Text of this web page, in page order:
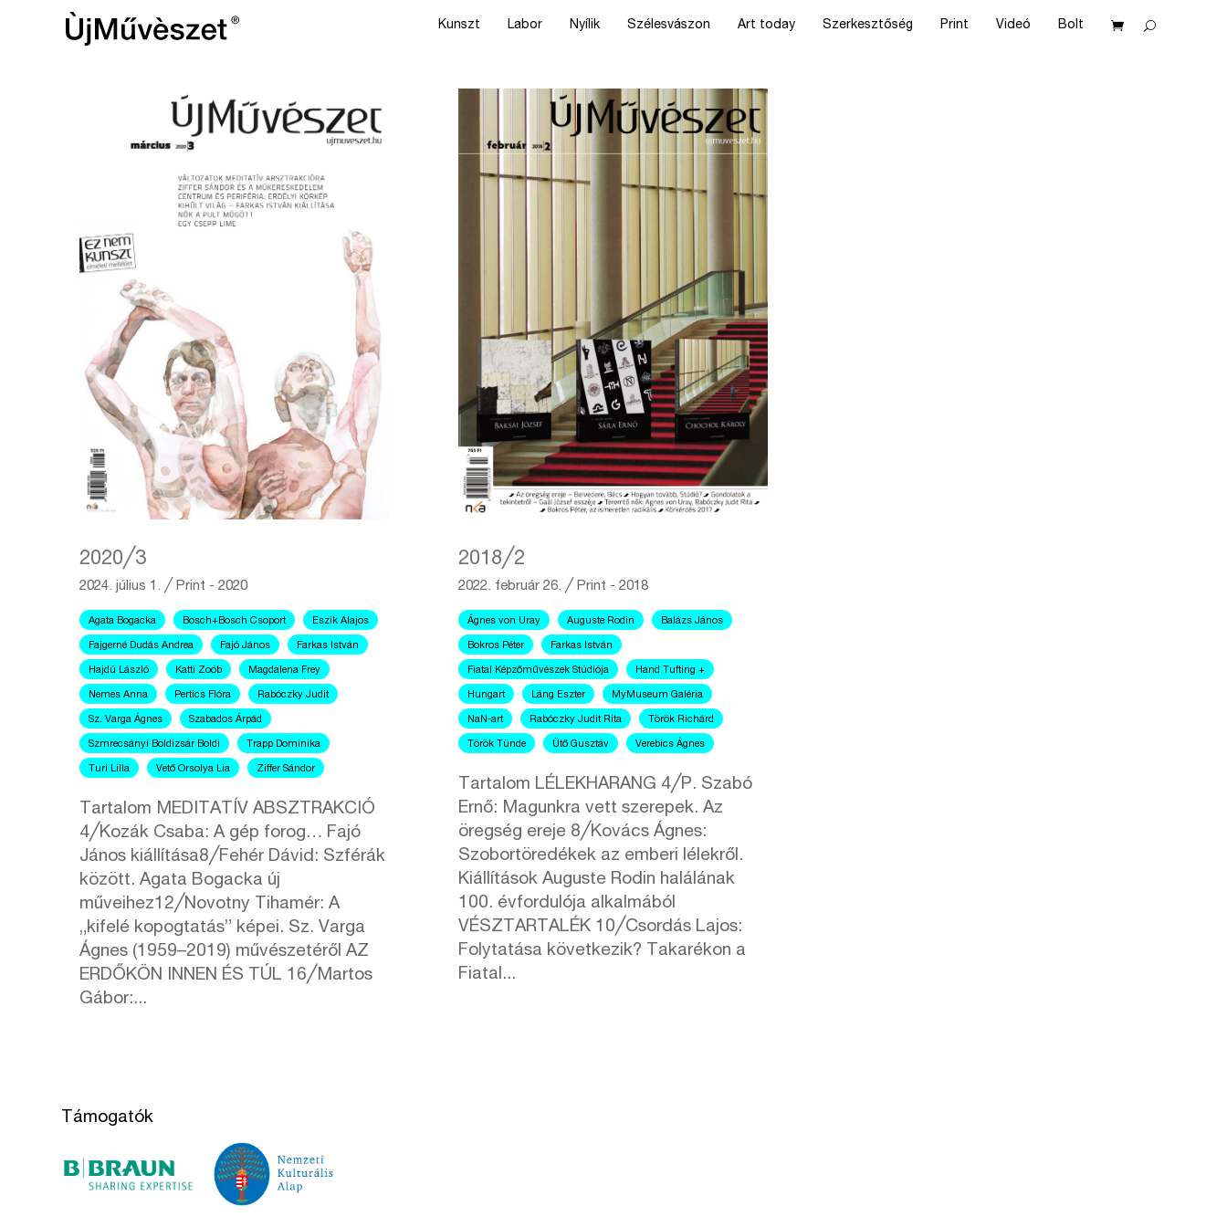
Kunszt Labor Nyílik Szélesvászon Art today Szerkesztőség Print Videó Bolt
2020╱3
2024. július 1. ╱ Print - 2020
Agata Bogacka Bosch+Bosch Csoport Eszik Alajos
Fajgerné Dudás Andrea Fajó János Farkas István
Hajdú László Katti Zoób Magdalena Frey
Nemes Anna Pertics Flóra Rabóczky Judit
Sz. Varga Ágnes Szabados Árpád
Szmrecsányi Boldizsár Boldi Trapp Dominika
Turi Lilla Vető Orsolya Lia Ziffer Sándor
Tartalom MEDITATÍV ABSZTRAKCIÓ
4╱Kozák Csaba: A gép forog… Fajó
János kiállítása8╱Fehér Dávid: Szférák
között. Agata Bogacka új
műveihez12╱Novotny Tihamér: A
„kifelé kopogtatás” képei. Sz. Varga
Ágnes (1959–2019) művészetéről AZ
ERDŐKÖN INNEN ÉS TÚL 16╱Martos
Gábor:...
2018╱2
2022. február 26. ╱ Print - 2018
Ágnes von Uray Auguste Rodin Balázs János
Bokros Péter Farkas István
Fiatal Képzőművészek Stúdiója Hand Tufting +
Hungart Láng Eszter MyMuseum Galéria
NaN-art Rabóczky Judit Rita Török Richárd
Török Tünde Ütő Gusztáv Verebics Ágnes
Tartalom LÉLEKHARANG 4╱P. Szabó
Ernő: Magunkra vett szerepek. Az
öregség ereje 8╱Kovács Ágnes:
Szobortöredékek az emberi lélekről.
Kiállítások Auguste Rodin halálának
100. évfordulója alkalmából
VÉSZTARTALÉK 10╱Csordás Lajos:
Folytatása következik? Takarékon a
Fiatal...
Támogatók